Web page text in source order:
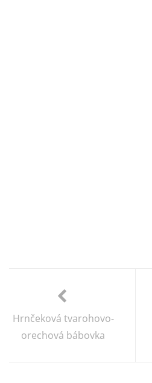
Hrnčeková tvarohovo-
orechová bábovka